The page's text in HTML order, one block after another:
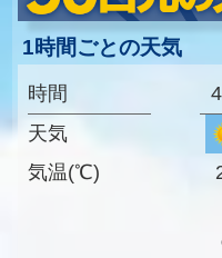
1時間ごとの天気
時間
天気
気温(℃)